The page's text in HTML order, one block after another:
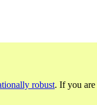
robust. If you are